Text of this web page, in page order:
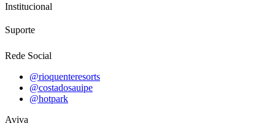
Institucional
Suporte
Rede Social
@rioquenteresorts
@costadosauipe
@hotpark
Aviva